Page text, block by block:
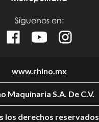
Síguenos en:
www.rhino.mx
Maquinaria S.A. De C.V.
los derechos reservados